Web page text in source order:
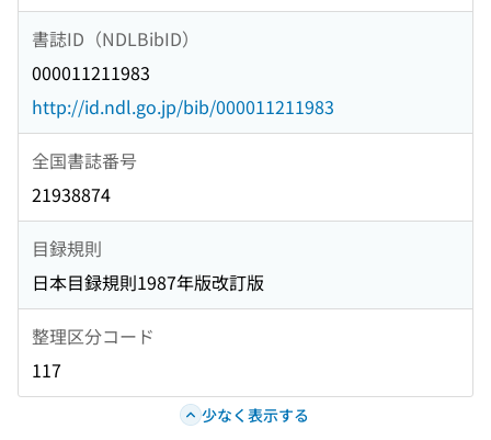
書誌ID（NDLBibID）
000011211983
http://id.ndl.go.jp/bib/000011211983
全国書誌番号
21938874
目録規則
日本目録規則1987年版改訂版
整理区分コード
117
少なく表示する